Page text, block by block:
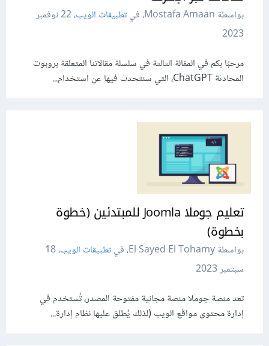
بواسطة Mostafa Amaan، في تطبيقات الويب،
22 نوفمبر
2023
مرحبًا بكم في المقالة الثالثة في سلسلة مقالاتنا المتعلقة بروبوت
المحادثة ChatGPT، التي سنتحدث فيها عن استخدام...
تعليم جوملا Joomla للمبتدئين (خطوة
بخطوة)
بواسطة El Sayed El Tohamy، في تطبيقات الويب،18
سبتمبر 2023
تعد منصة جوملا منصة مجانية مفتوحة المصدر، تُستخدم في
إدارة محتوى مواقع الويب (لذلك يُطلق عليها نظام إدارة...